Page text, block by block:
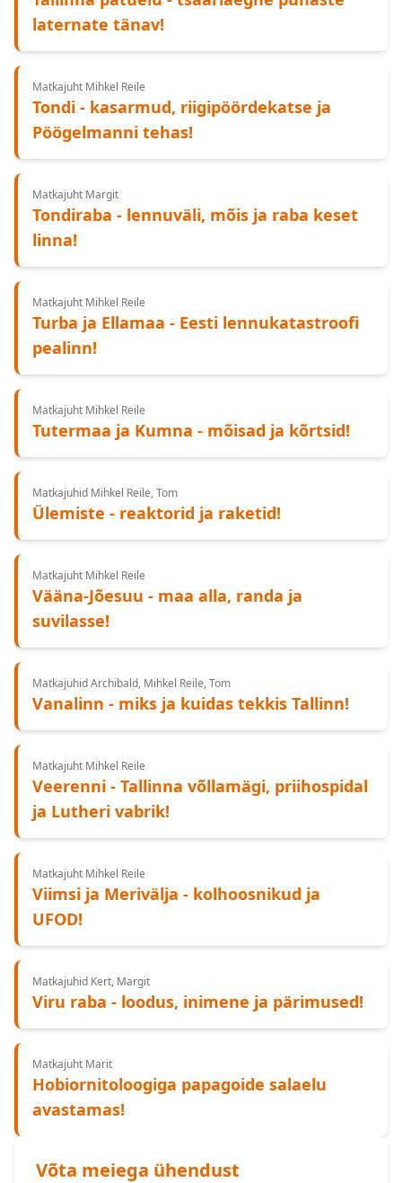
laternate tänav!
Matkajuht Mihkel Reile
Tondi - kasarmud, riigipöördekatse ja
Pöögelmanni tehas!
Matkajuht Margit
Tondiraba - lennuväli, mõis ja raba keset
linna!
Matkajuht Mihkel Reile
Turba ja Ellamaa - Eesti lennukatastroofi
pealinn!
Matkajuht Mihkel Reile
Tutermaa ja Kumna - mõisad ja kõrtsid!
Matkajuhid Mihkel Reile, Tom
Ülemiste - reaktorid ja raketid!
Matkajuht Mihkel Reile
Vääna-Jõesuu - maa alla, randa ja
suvilasse!
Matkajuhid Archibald, Mihkel Reile, Tom
Vanalinn - miks ja kuidas tekkis Tallinn!
Matkajuht Mihkel Reile
Veerenni - Tallinna võllamägi, priihospidal
ja Lutheri vabrik!
Matkajuht Mihkel Reile
Viimsi ja Merivälja - kolhoosnikud ja
UFOD!
Matkajuhid Kert, Margit
Viru raba - loodus, inimene ja pärimused!
Matkajuht Marit
Hobiornitoloogiga papagoide salaelu
avastamas!
Võta meiega ühendust